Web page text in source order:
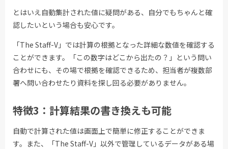
とはいえ自動集計された値に疑問がある、自分でもちゃんと確
認したいという場合も安心です。
「The Staff-V」では計算の根拠となった詳細な数値を確認する
ことができます。「この数字はどこから出たの？」という問い
合わせにも、その場で根拠を確認できるため、担当者が複数部
署へ問い合わせたり資料を探し回る必要がありません。
特徴3：計算結果の書き換えも可能
自動で計算された値は画面上で簡単に修正することができま
す。また、「The Staff-V」以外で管理しているデータがある場